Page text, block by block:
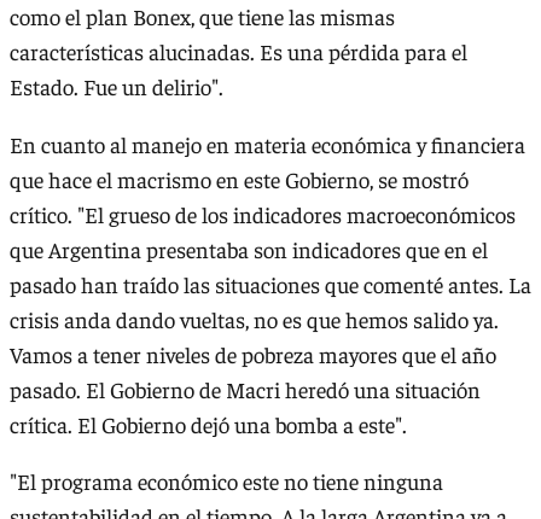
como el plan Bonex, que tiene las mismas
características alucinadas. Es una pérdida para el
Estado. Fue un delirio".
En cuanto al manejo en materia económica y financiera
que hace el macrismo en este Gobierno, se mostró
crítico. "El grueso de los indicadores macroeconómicos
que Argentina presentaba son indicadores que en el
pasado han traído las situaciones que comenté antes. La
crisis anda dando vueltas, no es que hemos salido ya.
Vamos a tener niveles de pobreza mayores que el año
pasado. El Gobierno de Macri heredó una situación
crítica. El Gobierno dejó una bomba a este".
"El programa económico este no tiene ninguna